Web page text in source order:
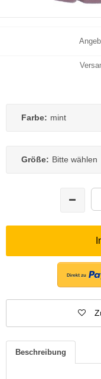
Farbe: mint
Größe: Bitte wählen
Beschreibung